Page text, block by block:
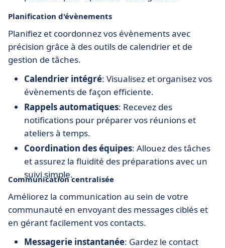
Planification d'évènements
Planifiez et coordonnez vos évènements avec
précision grâce à des outils de calendrier et de
gestion de tâches.
Calendrier intégré: Visualisez et organisez vos
évènements de façon efficiente.
Rappels automatiques: Recevez des
notifications pour préparer vos réunions et
ateliers à temps.
Coordination des équipes: Allouez des tâches
et assurez la fluidité des préparations avec un
suivi simple.
Communication centralisée
Améliorez la communication au sein de votre
communauté en envoyant des messages ciblés et
en gérant facilement vos contacts.
Messagerie instantanée: Gardez le contact